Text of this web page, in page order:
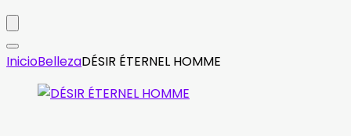
InicioBellezaDÉSIR ÉTERNEL HOMME